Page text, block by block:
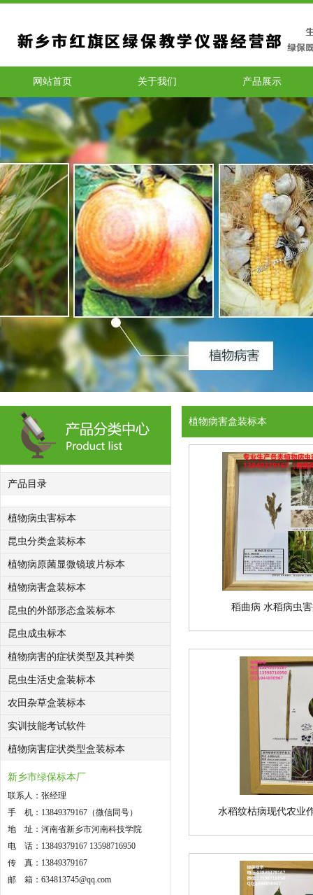
网站首页 关于我们 产品展示
产品目录
植物病虫害标本
昆虫分类盒装标本
植物病原菌显微镜玻片标本
植物病害盒装标本
昆虫的外部形态盒装标本
昆虫成虫标本
植物病害的症状类型及其种类
昆虫生活史盒装标本
农田杂草盒装标本
实训技能考试软件
植物病害症状类型盒装标本
新乡市绿保标本厂
联系人：张经理
手 机：13849379167（微信同号）
地 址：河南省新乡市河南科技学院
电 话：13849379167 13598716950
传 真：13849379167
邮 箱：634813745@qq.com
植物病害盒装标本
稻曲病 水稻病虫
水稻纹枯病现代农业